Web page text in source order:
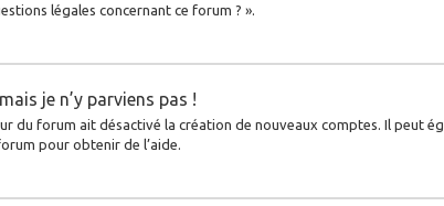
légales concernant ce forum ? ».
je n’y parviens pas !
du forum ait désactivé la création de nouveaux comptes. Il peut
pour obtenir de l’aide.